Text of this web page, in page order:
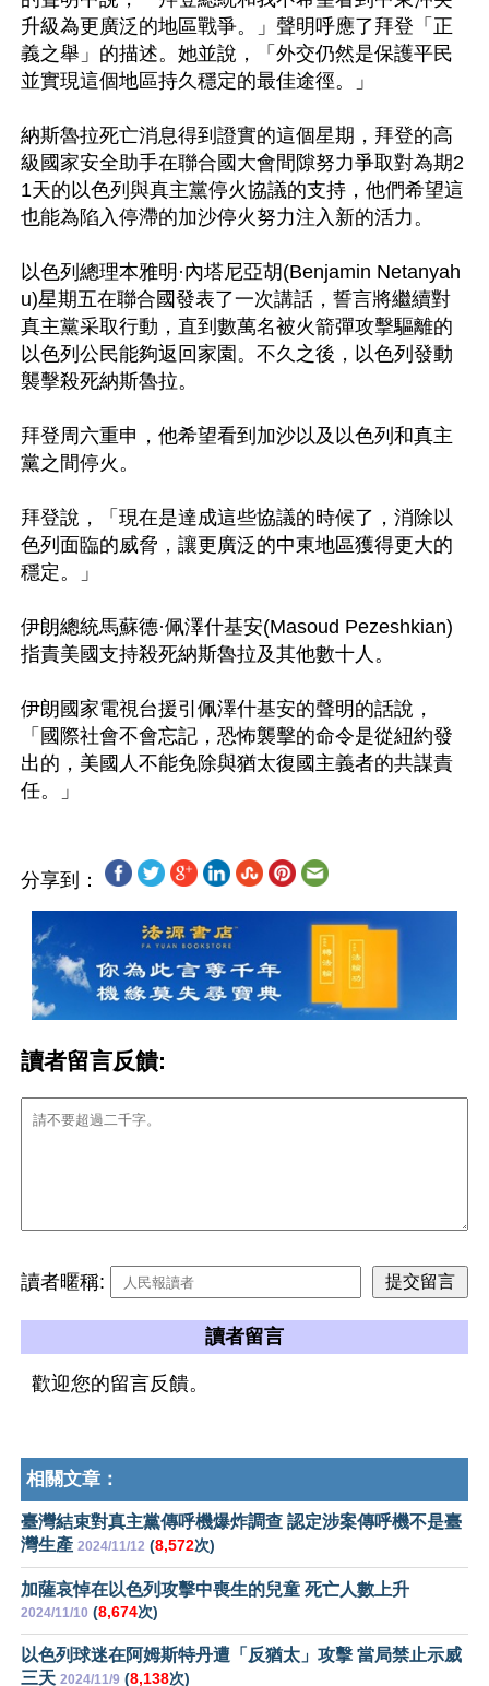
升級為更廣泛的地區戰爭。」聲明呼應了拜登「正
義之舉」的描述。她並說，「外交仍然是保護平民
並實現這個地區持久穩定的最佳途徑。」
納斯魯拉死亡消息得到證實的這個星期，拜登的高
級國家安全助手在聯合國大會間隙努力爭取對為期2
1天的以色列與真主黨停火協議的支持，他們希望這
也能為陷入停滯的加沙停火努力注入新的活力。
以色列總理本雅明·內塔尼亞胡(Benjamin Netanyah
u)星期五在聯合國發表了一次講話，誓言將繼續對
真主黨采取行動，直到數萬名被火箭彈攻擊驅離的
以色列公民能夠返回家園。不久之後，以色列發動
襲擊殺死納斯魯拉。
拜登周六重申，他希望看到加沙以及以色列和真主
黨之間停火。
拜登說，「現在是達成這些協議的時候了，消除以
色列面臨的威脅，讓更廣泛的中東地區獲得更大的
穩定。」
伊朗總統馬蘇德·佩澤什基安(Masoud Pezeshkian)
指責美國支持殺死納斯魯拉及其他數十人。
伊朗國家電視台援引佩澤什基安的聲明的話說，
「國際社會不會忘記，恐怖襲擊的命令是從紐約發
出的，美國人不能免除與猶太復國主義者的共謀責
分享到：
讀者留言反饋:
讀者暱稱:
讀者留言
歡迎您的留言反饋。
相關文章：
臺灣結束對真主黨傳呼機爆炸調查 認定涉案傳呼機不是臺
灣生產 2024/11/12 (8,572次)
加薩哀悼在以色列攻擊中喪生的兒童 死亡人數上升
2024/11/10 (8,674次)
以色列球迷在阿姆斯特丹遭「反猶太」攻擊 當局禁止示威
三天 2024/11/9 (8,138次)